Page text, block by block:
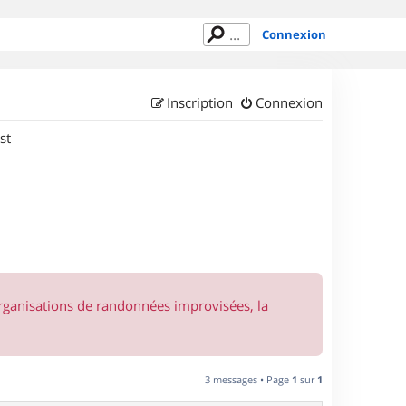
Connexion
Connexion
Inscription
de randonnées improvisées, la
3 messages • Page 1 sur 1